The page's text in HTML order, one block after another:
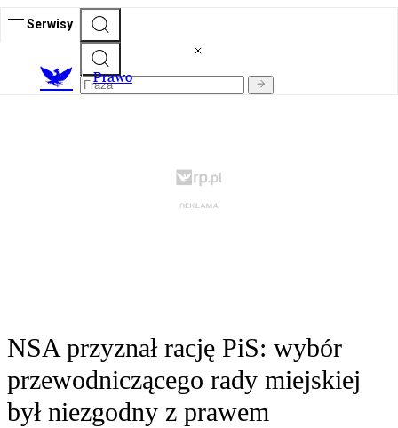
Serwisy
Prawo
NSA przyznał rację PiS: wybór
przewodniczącego rady miejskiej
był niezgodny z prawem